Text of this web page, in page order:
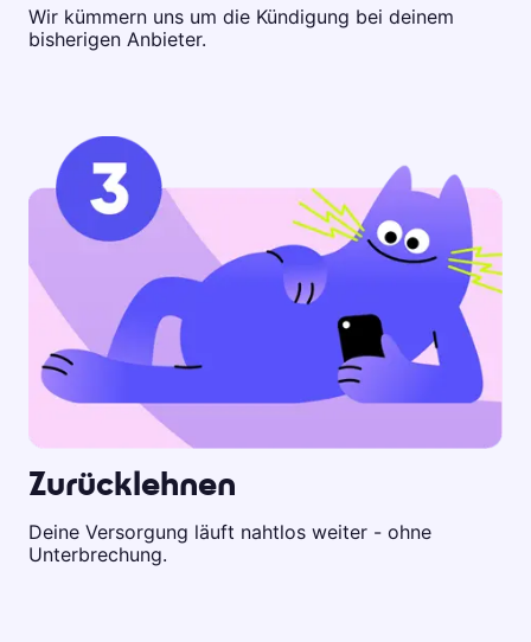
Wir kümmern uns um die Kündigung bei deinem
bisherigen Anbieter.
Zurücklehnen
Deine Versorgung läuft nahtlos weiter - ohne
Unterbrechung.